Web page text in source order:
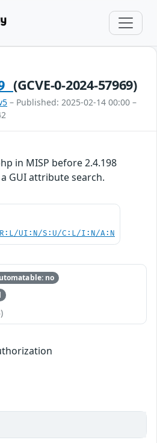
(GCVE-0-2024-57969)
– Published: 2025-02-14 00:00 –
in MISP before 2.4.198
GUI attribute search.
UI:N/S:U/C:L/I:N/A:N
no